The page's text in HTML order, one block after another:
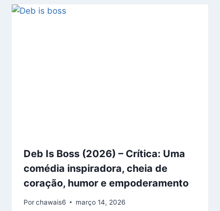
Deb Is Boss (2026) – Crítica: Uma
comédia inspiradora, cheia de
coração, humor e empoderamento
Porchawais6 março 14, 2026